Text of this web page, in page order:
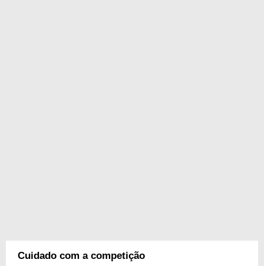
Cuidado com a competição